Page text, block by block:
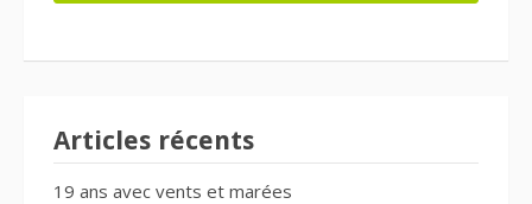
Articles récents
19 ans avec vents et marées